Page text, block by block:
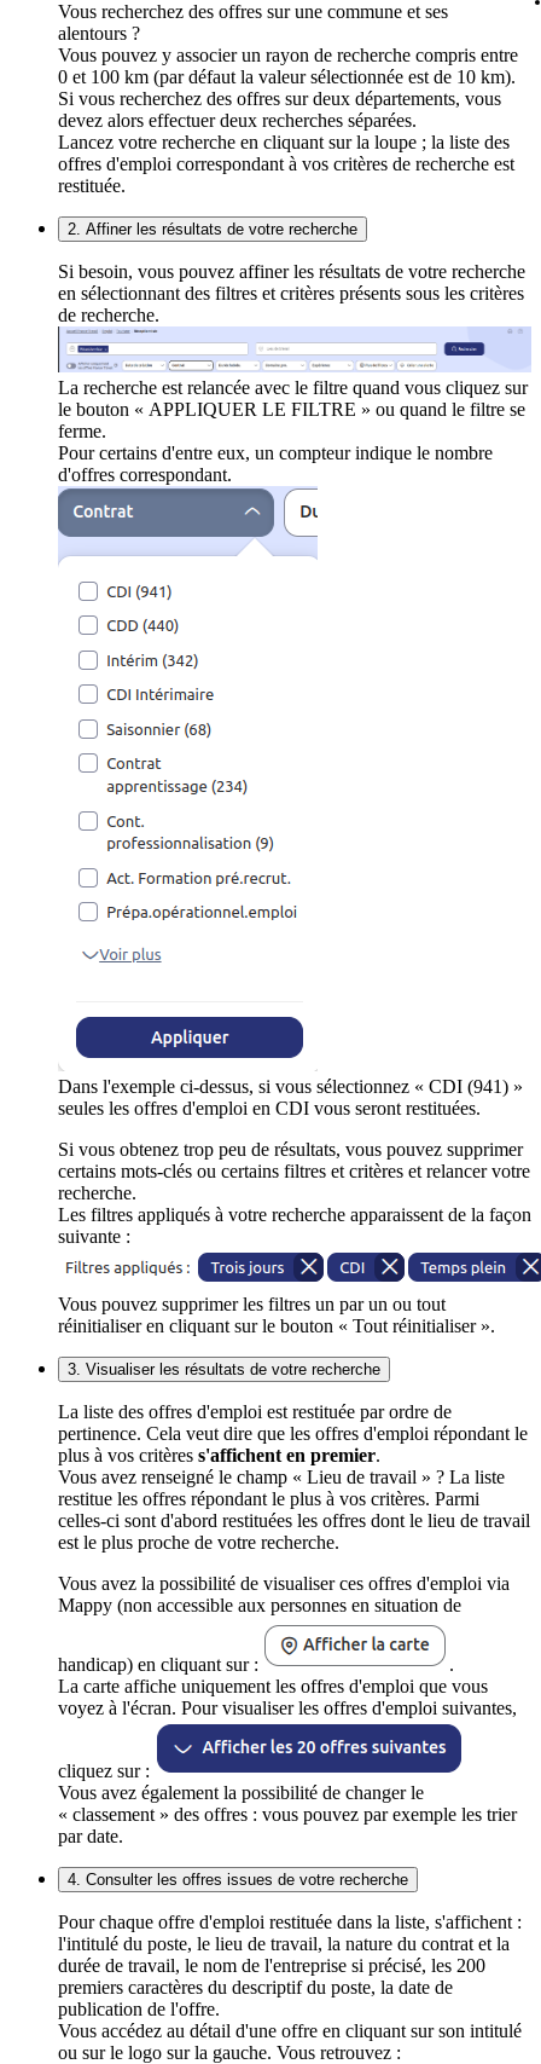
Vous recherchez des offres sur une commune et ses
alentours ?
Vous pouvez y associer un rayon de recherche compris entre
0 et 100 km (par défaut la valeur sélectionnée est de 10 km).
Si vous recherchez des offres sur deux départements, vous
devez alors effectuer deux recherches séparées.
Lancez votre recherche en cliquant sur la loupe ; la liste des
offres d'emploi correspondant à vos critères de recherche est
restituée.
2. Affiner les résultats de votre recherche
Si besoin, vous pouvez affiner les résultats de votre recherche
en sélectionnant des filtres et critères présents sous les critères
de recherche.
La recherche est relancée avec le filtre quand vous cliquez sur
le bouton « APPLIQUER LE FILTRE » ou quand le filtre se
ferme.
Pour certains d'entre eux, un compteur indique le nombre
d'offres correspondant.
Dans l'exemple ci-dessus, si vous sélectionnez « CDI (941) »
seules les offres d'emploi en CDI vous seront restituées.
Si vous obtenez trop peu de résultats, vous pouvez supprimer
certains mots-clés ou certains filtres et critères et relancer votre
recherche.
Les filtres appliqués à votre recherche apparaissent de la façon
suivante :
Vous pouvez supprimer les filtres un par un ou tout
réinitialiser en cliquant sur le bouton « Tout réinitialiser ».
3. Visualiser les résultats de votre recherche
La liste des offres d'emploi est restituée par ordre de
pertinence. Cela veut dire que les offres d'emploi répondant le
plus à vos critères s'affichent en premier.
Vous avez renseigné le champ « Lieu de travail » ? La liste
restitue les offres répondant le plus à vos critères. Parmi
celles-ci sont d'abord restituées les offres dont le lieu de travail
est le plus proche de votre recherche.
Vous avez la possibilité de visualiser ces offres d'emploi via
Mappy (non accessible aux personnes en situation de
handicap) en cliquant sur :
.
La carte affiche uniquement les offres d'emploi que vous
voyez à l'écran. Pour visualiser les offres d'emploi suivantes,
cliquez sur :
Vous avez également la possibilité de changer le
« classement » des offres : vous pouvez par exemple les trier
par date.
4. Consulter les offres issues de votre recherche
Pour chaque offre d'emploi restituée dans la liste, s'affichent :
l'intitulé du poste, le lieu de travail, la nature du contrat et la
durée de travail, le nom de l'entreprise si précisé, les 200
premiers caractères du descriptif du poste, la date de
publication de l'offre.
Vous accédez au détail d'une offre en cliquant sur son intitulé
ou sur le logo sur la gauche. Vous retrouvez :